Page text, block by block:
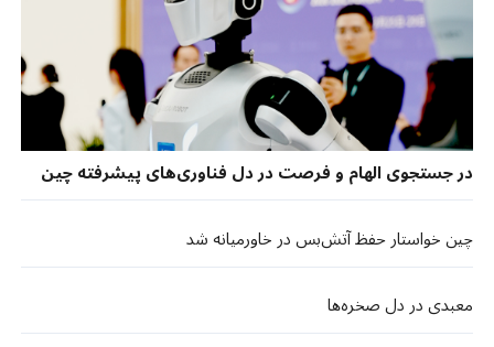
در جستجوی الهام و فرصت در دل فناوری‌های پیشرفته چین
چین خواستار حفظ آتش‌بس در خاورمیانه شد
معبدی در دل صخره‌ها